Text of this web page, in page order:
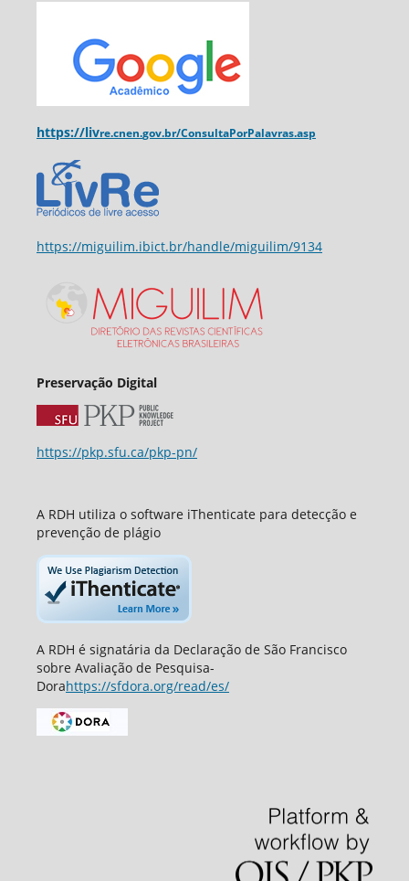
https://livre.cnen.gov.br/ConsultaPorPalavras.asp
https://miguilim.ibict.br/handle/miguilim/9134
Preservação Digital
https://pkp.sfu.ca/pkp-pn/
A RDH utiliza o software iThenticate para detecção e
prevenção de plágio
A RDH é signatária da Declaração de São Francisco
sobre Avaliação de Pesquisa-
Dorahttps://sfdora.org/read/es/